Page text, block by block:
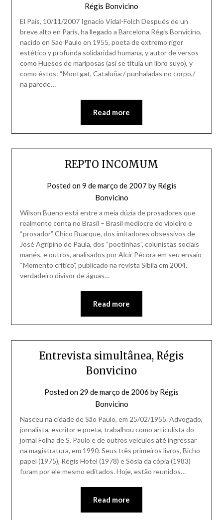
Régis Bonvicino
El País, 10/11/2007 Ignacio Vidal-Folch Después de un
breve alto en París, ha llegado a Barcelona Régis Bonvicino,
nacido en Sao Paulo en 1955, poeta de extremo rigor
estético y profunda solidaridad humana, y autor de versos
como Huesos de mariposas (así se titula un libro suyo), y
como éstos: “Montgat, Cataluña:/ punhaladas no corpo,/
na parede…
Read more
REPTO INCOMUM
Posted on9 de março de 2007 by Régis
Bonvicino
Wilson Bueno está entre a meia dúzia de prosadores que
realmente conta no Brasil – Brasil medíocre do violeiro e
“prosador” Chico Buarque, dos imitadores obsessivos de
José Agripino de Paula, dos “poetinhas”, colunistas sociais
manés, e outros, analisados por Alcir Pécora em seu ensaio
“Momento crítico”, publicado na revista Sibila em 2004,
verdadeiro divisor de águas…
Read more
Entrevista simultânea, Régis
Bonvicino
Posted on 29 de março de 2006 by Régis
Bonvicino
Nasceu na cidade de São Paulo, em 25/02/1955. Advogado,
jornalista, escritor e poeta, trabalhou como articulista do
jornal Folha de S. Paulo e de outros veículos até ingressar
na magistratura, em 1990. Seus três primeiros livros, Bicho
papel (1975), Régis Hotel (1978) e Sósia da cópia (1983)
foram por ele mesmo editados. Hoje, estão reunidos…
Read more